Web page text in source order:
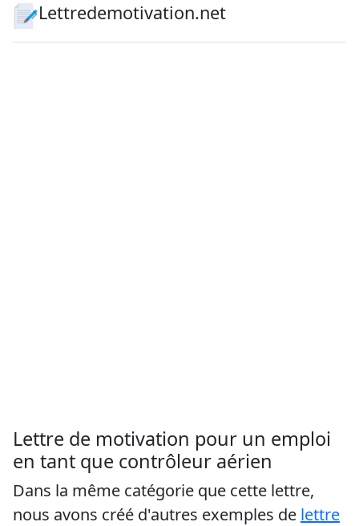
Lettredemotivation.net
Lettre de motivation pour un emploi
en tant que contrôleur aérien
Dans la même catégorie que cette lettre,
nous avons créé d'autres exemples de lettre